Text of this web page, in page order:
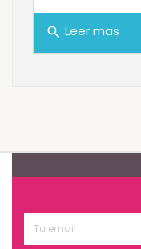
search Leer mas